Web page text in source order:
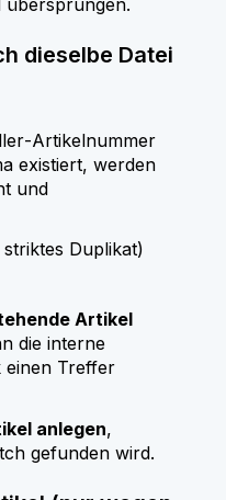
dieselbe Datei
existiert, werden
und
Duplikat)
Artikel
die interne
einen Treffer
anlegen,
gefunden wird.